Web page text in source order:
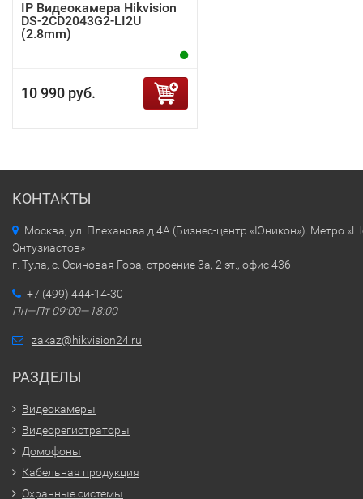
IP Видеокамера Hikvision
DS-2CD2043G2-LI2U
(2.8mm)
10 990 руб.
КОНТАКТЫ
Москва, ул. Плеханова д.4А (Бизнес-центр «Юникон»). Метро
Энтузиастов»
г. Тула, с. Осиновая Гора, строение 3а, 2 эт., офис 436
+7 (499) 444-14-30
Пн—Пт 09:00—18:00
zakaz@hikvision24.ru
РАЗДЕЛЫ
Видеокамеры
Видеорегистраторы
Домофоны
Кабельная продукция
Охранные системы